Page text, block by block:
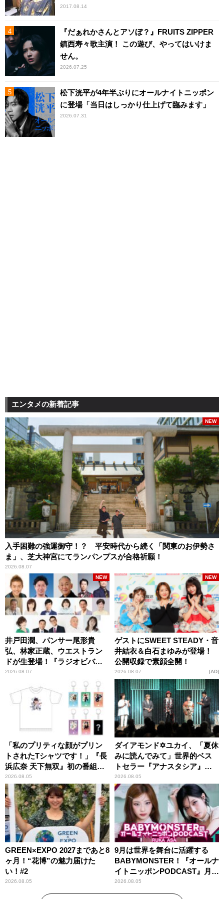
2017.08.14
『だぁれかさんとアソぼ？』FRUITS ZIPPER
鎮西寿々歌主演！ この遊び、やってはいけま
せん。
2026.07.25
松下洸平が4年半ぶりにオールナイトニッポン
に登場「当日はしっかり仕上げて臨みます」
2026.07.31
エンタメの新着記事
入手困難の強運御守！？ 平安時代から続く「関東のお伊勢さ
ま」、芝大神宮にてランパンプスが合格祈願！
2026.08.07
NEW
井戸田潤、パンサー尾形貴
弘、林家正蔵、ウエストラン
ドが生登場！『ラジオビバリ
ー昼ズ』
2026.08.07
NEW
ゲストにSWEET STEADY・音
井結衣＆白石まゆみが登場！
公開収録で素顔全開！
2026.08.07
NEW
AD
「私のプリティな顔がプリン
トされたTシャツです！」『長
浜広奈 天下無双』初の番組グ
ッズ発売
2026.08.05
ダイアモンド✡ユカイ、「夏休
みに読んでみて」世界的ベス
トセラー『アナスタシア』を
紹介
2026.08.05
GREEN×EXPO 2027まであと8
ヶ月！“花博”の魅力届けた
い！#2
2026.08.05
9月は世界を舞台に活躍する
BABYMONSTER！『オールナ
イトニッポンPODCAST』月替
わりパーソナリティ
2026.08.05